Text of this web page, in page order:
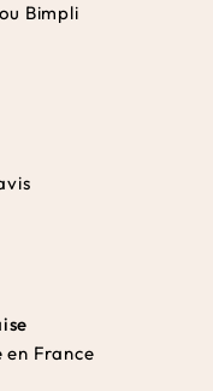
Bimpli
en France